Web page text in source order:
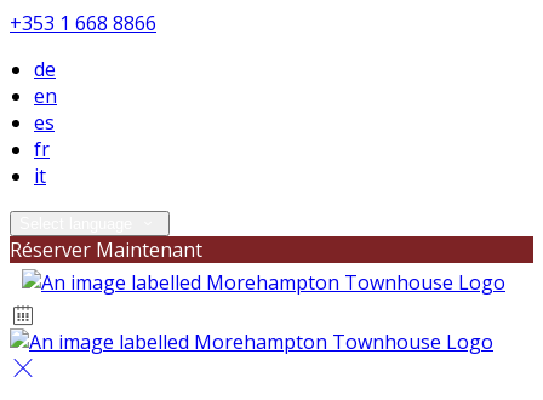
+353 1 668 8866
de
en
es
fr
it
Réserver Maintenant